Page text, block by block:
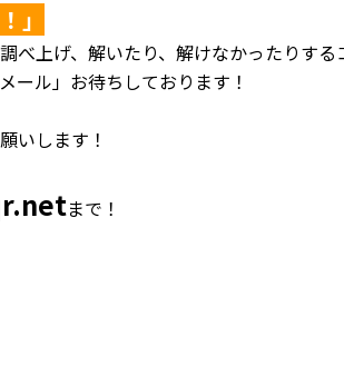
」
べ上げ、解いたり、解けなかったりする
ール」お待ちしております！
いします！
まで！